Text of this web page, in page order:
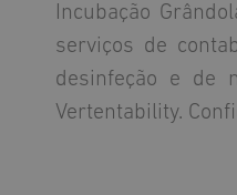
Incubação
serviços de
desinfeção e de
Vertentability.